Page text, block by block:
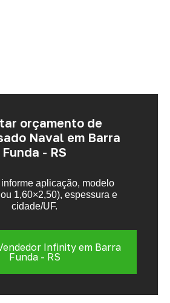
orçamento de
Naval em Barra
Funda - RS
informe aplicação, modelo
1,60×2,50), espessura e
cidade/UF.
Infinity em Barra
Funda - RS